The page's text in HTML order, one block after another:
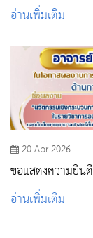
อ่านเพิ่มเติม
20 Apr 2026
ขอแสดงความยินดีกับ
งานการจัดการคว
อ่านเพิ่มเติม